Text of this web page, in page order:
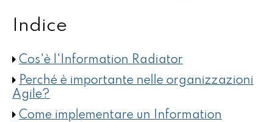
Indice
Cos'è l'Information Radiator
Perché è importante nelle organizzazioni
Agile?
Come implementare un Information